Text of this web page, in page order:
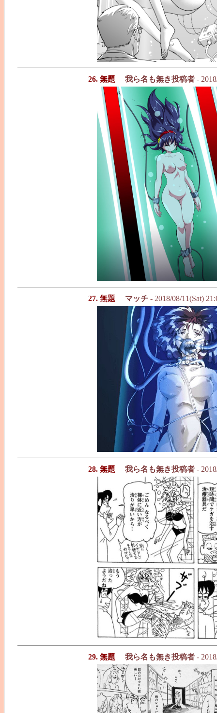
26. 無題 我ら名も無き投稿者 -
27. 無題 マッチ - 2018/08/11(Sat)
28. 無題 我ら名も無き投稿者 -
29. 無題 我ら名も無き投稿者 -